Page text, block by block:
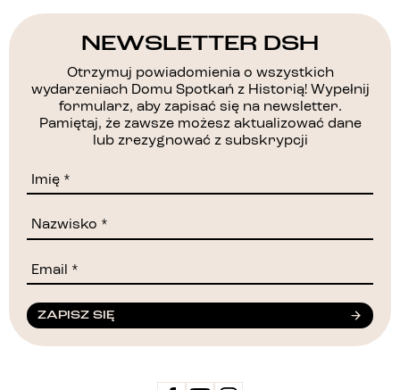
NEWSLETTER DSH
Otrzymuj powiadomienia o wszystkich
wydarzeniach Domu Spotkań z Historią! Wypełnij
formularz, aby zapisać się na newsletter.
Pamiętaj, że zawsze możesz aktualizować dane
lub zrezygnować z subskrypcji
ZAPISZ SIĘ